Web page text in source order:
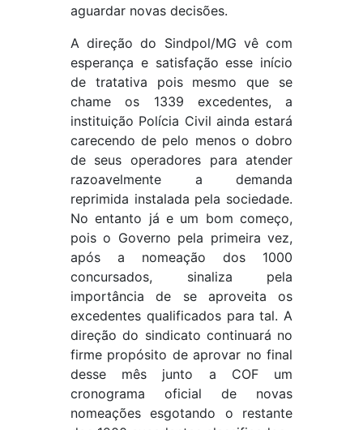
aguardar novas decisões.
A direção do Sindpol/MG vê com
esperança e satisfação esse início
de tratativa pois mesmo que se
chame os 1339 excedentes, a
instituição Polícia Civil ainda estará
carecendo de pelo menos o dobro
de seus operadores para atender
razoavelmente a demanda
reprimida instalada pela sociedade.
No entanto já e um bom começo,
pois o Governo pela primeira vez,
após a nomeação dos 1000
concursados, sinaliza pela
importância de se aproveita os
excedentes qualificados para tal. A
direção do sindicato continuará no
firme propósito de aprovar no final
desse mês junto a COF um
cronograma oficial de novas
nomeações esgotando o restante